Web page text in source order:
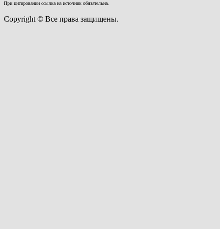
При цитировании ссылка на источник обязательна.
Copyright © Все права защищены.